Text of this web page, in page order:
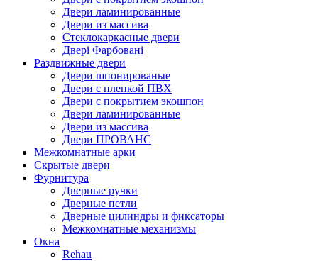
Двери ламинированные
Двери из массива
Стеклокаркасные двери
Двері Фарбовані
Раздвижные двери
Двери шпонированые
Двери с пленкой ПВХ
Двери с покрытием экошпон
Двери ламинированные
Двери из массива
Двери ПРОВАНС
Межкомнатные арки
Скрытые двери
Фурнитура
Дверные ручки
Дверные петли
Дверные цилиндры и фиксаторы
Межкомнатные механизмы
Окна
Rehau